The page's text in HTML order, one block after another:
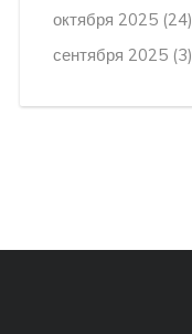
октября 2025 (24)
сентября 2025 (3)